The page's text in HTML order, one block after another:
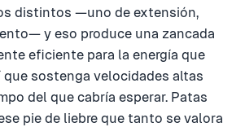
distintos —uno de extensión,
y eso produce una zancada
eficiente para la energía que
que sostenga velocidades altas
del que cabría esperar. Patas
pie de liebre que tanto se valora